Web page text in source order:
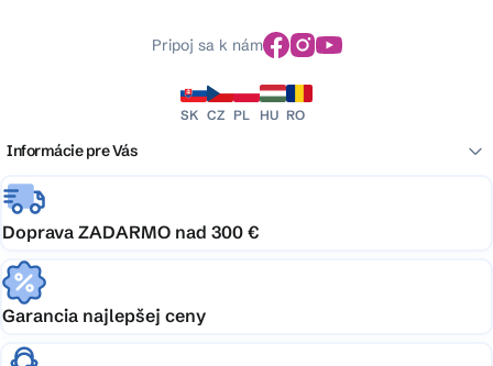
Pripoj sa k nám
SK CZ PL HU RO
Informácie pre Vás
Doprava ZADARMO nad 300 €
Garancia najlepšej ceny